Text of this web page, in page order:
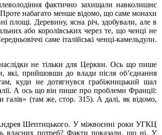
фактично захищали навколишнє
Проте набагато менше відомо, що саме монахи
площі. Деревину, ясна річ, здобували, але в
або королівських через те, що ченці не
саме італійські ченці-камельдули.
наслідки не тільки для Церкви. Ось що пише
які, прийшовши до влади після об’єднання
куди не дотягнувся грабіжницький шал
А ось що він пише про проблеми Франції:
(там же, стор. 315). А далі, як відомо,
Андрея Шептицького. У міжвоєнні роки УГКЦ
власних потреб? Факти показали, що ні. У